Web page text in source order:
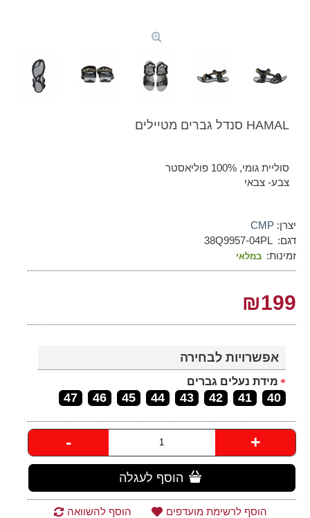
HAMAL סנדל גברים מטיילים
סוליית גומי, 100% פוליאסטר
צבע- צבאי
יצרן: CMP
דגם: 38Q9957-04PL
זמינות: במלאי
₪199
אפשרויות לבחירה
מידת נעלים גברים
40
41
42
43
44
45
46
47
- +
הוסף לעגלה
הוסף לרשימת מועדפים הוסף להשוואה